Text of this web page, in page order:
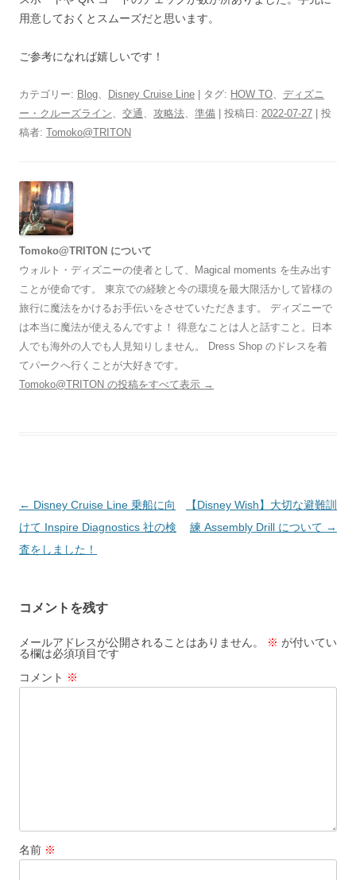
用意しておくとスムーズだと思います。
ご参考になれば嬉しいです！
カテゴリー: Blog Disney Cruise Line | タグ: HOW TO
ディズニ
ー・クルーズライン
交通 攻略法 準備 | 投稿日: 2022-07-27 | 投
稿者: Tomoko@TRITON
Tomoko@TRITON について
ウォルト・ディズニーの使者として、Magical moments を生み出す
ことが使命です。 東京での経験と今の環境を最大限活かして皆様の
旅行に魔法をかけるお手伝いをさせていただきます。 ディズニーで
は本当に魔法が使えるんですよ！ 得意なことは人と話すこと。日本
人でも海外の人でも人見知りしません。 Dress Shop のドレスを着
てパークへ行くことが大好きです。
Tomoko@TRITON の投稿をすべて表示 →
投
稿
ナ
ー
シ
ョ
ン
← Disney Cruise Line 乗船に向
けて Inspire Diagnostics 社の検
査をしました！
【Disney Wish】大切な避難訓
練 Assembly Drill について →
コメントを残す
メールアドレスが公開されることはありません。 ※ が付いてい
る欄は必須項目です
コメント ※
名前 ※